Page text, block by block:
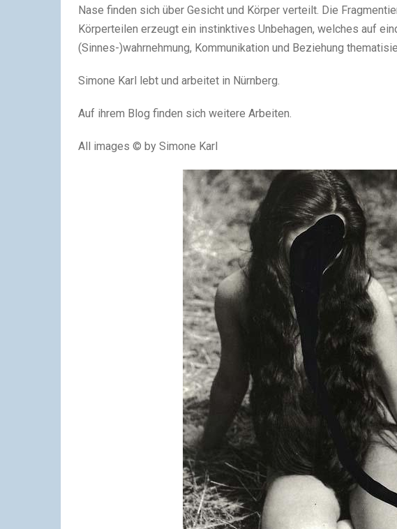
Nase finden sich über Gesicht und Körper verteilt. Die
Körperteilen erzeugt ein instinktives Unbehagen, welches auf
(Sinnes-)wahrnehmung, Kommunikation und Beziehung
Simone Karl lebt und arbeitet in Nürnberg.
Auf ihrem Blog finden sich weitere Arbeiten.
All images © by Simone Karl